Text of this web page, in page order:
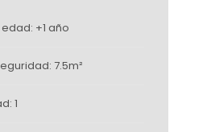
+1 año
7.5m²
1